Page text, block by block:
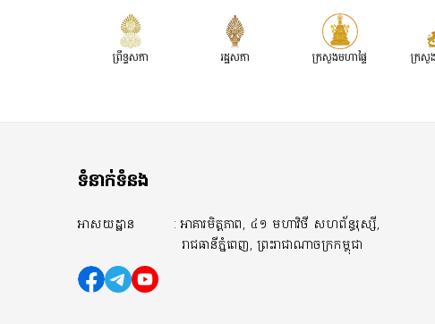
ព្រឹទ្ធសភា រដ្ឋសភា ក្រសួងមហាផ្ទៃ ក្រសួ
ទំនាក់ទំនង
អាសយដ្ឋាន
: អាគារមិត្តភាព, ៤១ មហាវិថី សហព័ន្ធរុស្សី,
រាជធានីភ្នំពេញ, ព្រះរាជាណាចក្រកម្ពុជា